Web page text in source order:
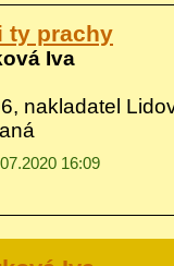
ty prachy
Iva
nakladatel
16:09